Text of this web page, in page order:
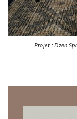
Projet : Dzen